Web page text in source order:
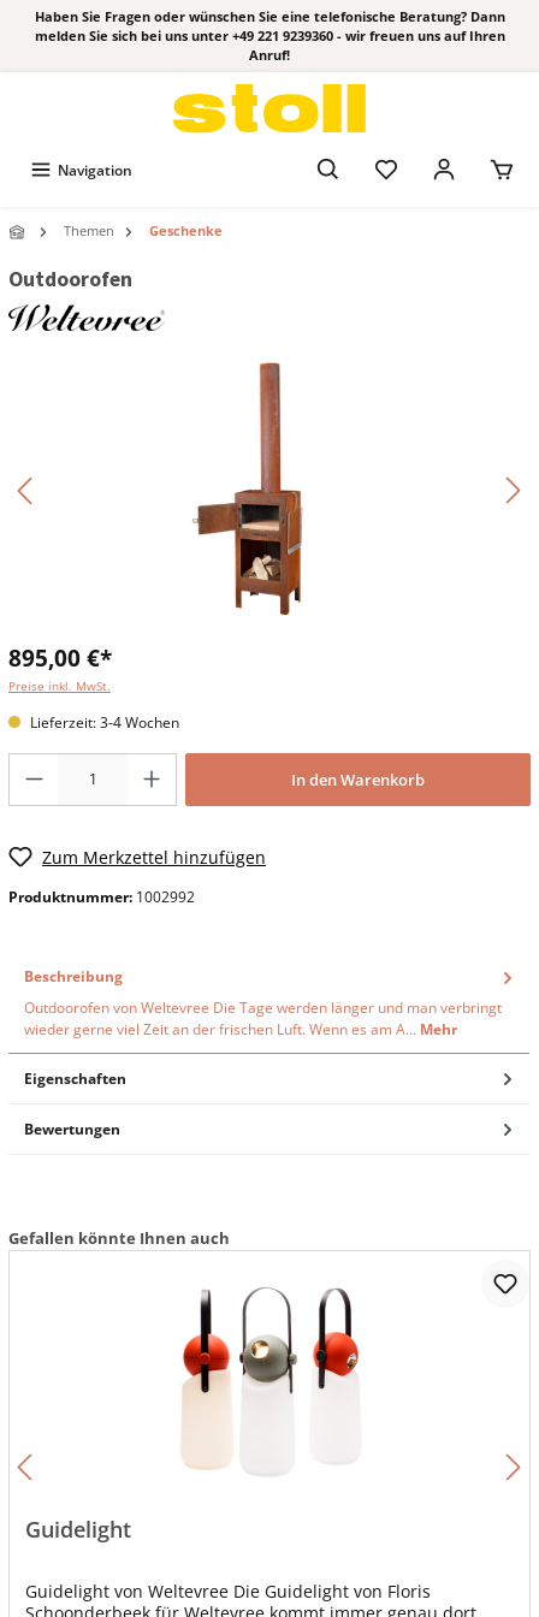
Haben Sie Fragen oder wünschen Sie eine telefonische Beratung? Dann
melden Sie sich bei uns unter +49 221 9239360 - wir freuen uns auf Ihren
Anruf!
Navigation
Themen Geschenke
Outdoorofen
895,00 €*
Preise inkl. MwSt.
Lieferzeit: 3-4 Wochen
In den Warenkorb
Zum Merkzettel hinzufügen
Produktnummer: 1002992
Beschreibung
Outdoorofen von Weltevree Die Tage werden länger und man verbringt
wieder gerne viel Zeit an der frischen Luft. Wenn es am A… Mehr
Eigenschaften
Bewertungen
Gefallen könnte Ihnen auch
Guidelight
Guidelight von Weltevree Die Guidelight von Floris
Schoonderbeek für Weltevree kommt immer genau dort